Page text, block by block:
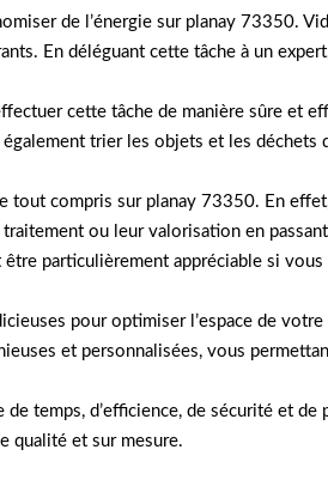
de l’énergie sur planay 73350.
En déléguant cette tâche à un
cette tâche de manière sûre et
trier les objets et les déchets
tout compris sur planay 73350. En
ou leur valorisation en
être particulièrement appréciable si
pour optimiser l’espace de
et personnalisées, vous
temps, d’efficience, de sécurité et de
qualité et sur mesure.